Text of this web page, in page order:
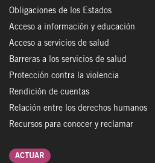
Obligaciones de los Estados
Acceso a información y educación
Acceso a servicios de salud
Barreras a los servicios de salud
Protección contra la violencia
Rendición de cuentas
Relación entre los derechos humanos
Recursos para conocer y reclamar
ACTUAR